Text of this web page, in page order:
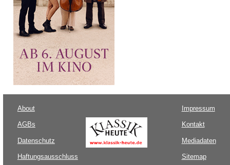
About
AGBs
Datenschutz
Haftungsausschluss
Impressum
Kontakt
Mediadaten
Sitemap